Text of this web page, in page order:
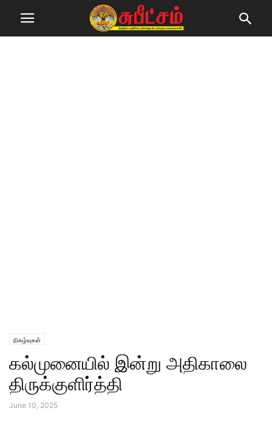
நிகழ்வுகள்
கல்முனையில் இன்று அதிகாலை
திருக்குளிர்த்தி
June 10, 2025